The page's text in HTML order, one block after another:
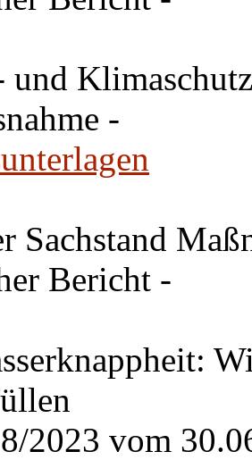
und
-
Sachstand
Bericht -
2023 vom